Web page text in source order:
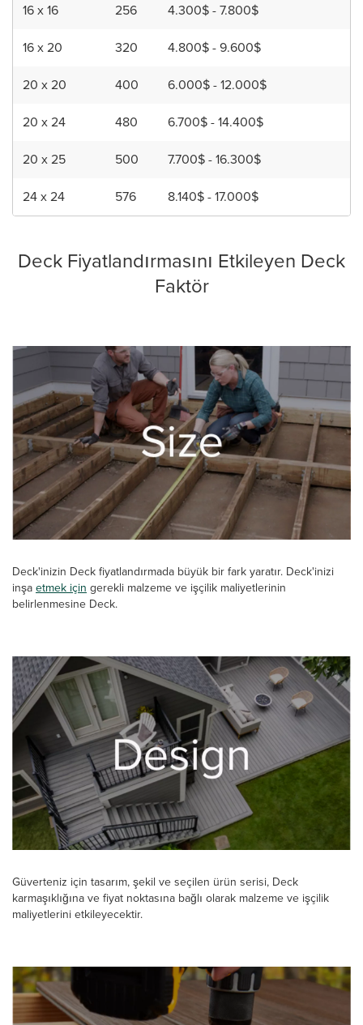
16 x 16
256
4.300$ - 7.800$
16 x 20
320
4.800$ - 9.600$
20 x 20
400
6.000$ - 12.000$
20 x 24
480
6.700$ - 14.400$
20 x 25
500
7.700$ - 16.300$
24 x 24
576 8.140$ - 17.000$
Deck Fiyatlandırmasını Etkileyen Deck
Faktör
Deck'inizin Deck fiyatlandırmada büyük bir fark yaratır. Deck'inizi
inşaetmek için gerekli malzeme ve işçilik maliyetlerinin
belirlenmesine Deck.
Güverteniz için tasarım, şekil ve seçilen ürün serisi, Deck
karmaşıklığına ve fiyat noktasına bağlı olarak malzeme ve işçilik
maliyetlerini etkileyecektir.